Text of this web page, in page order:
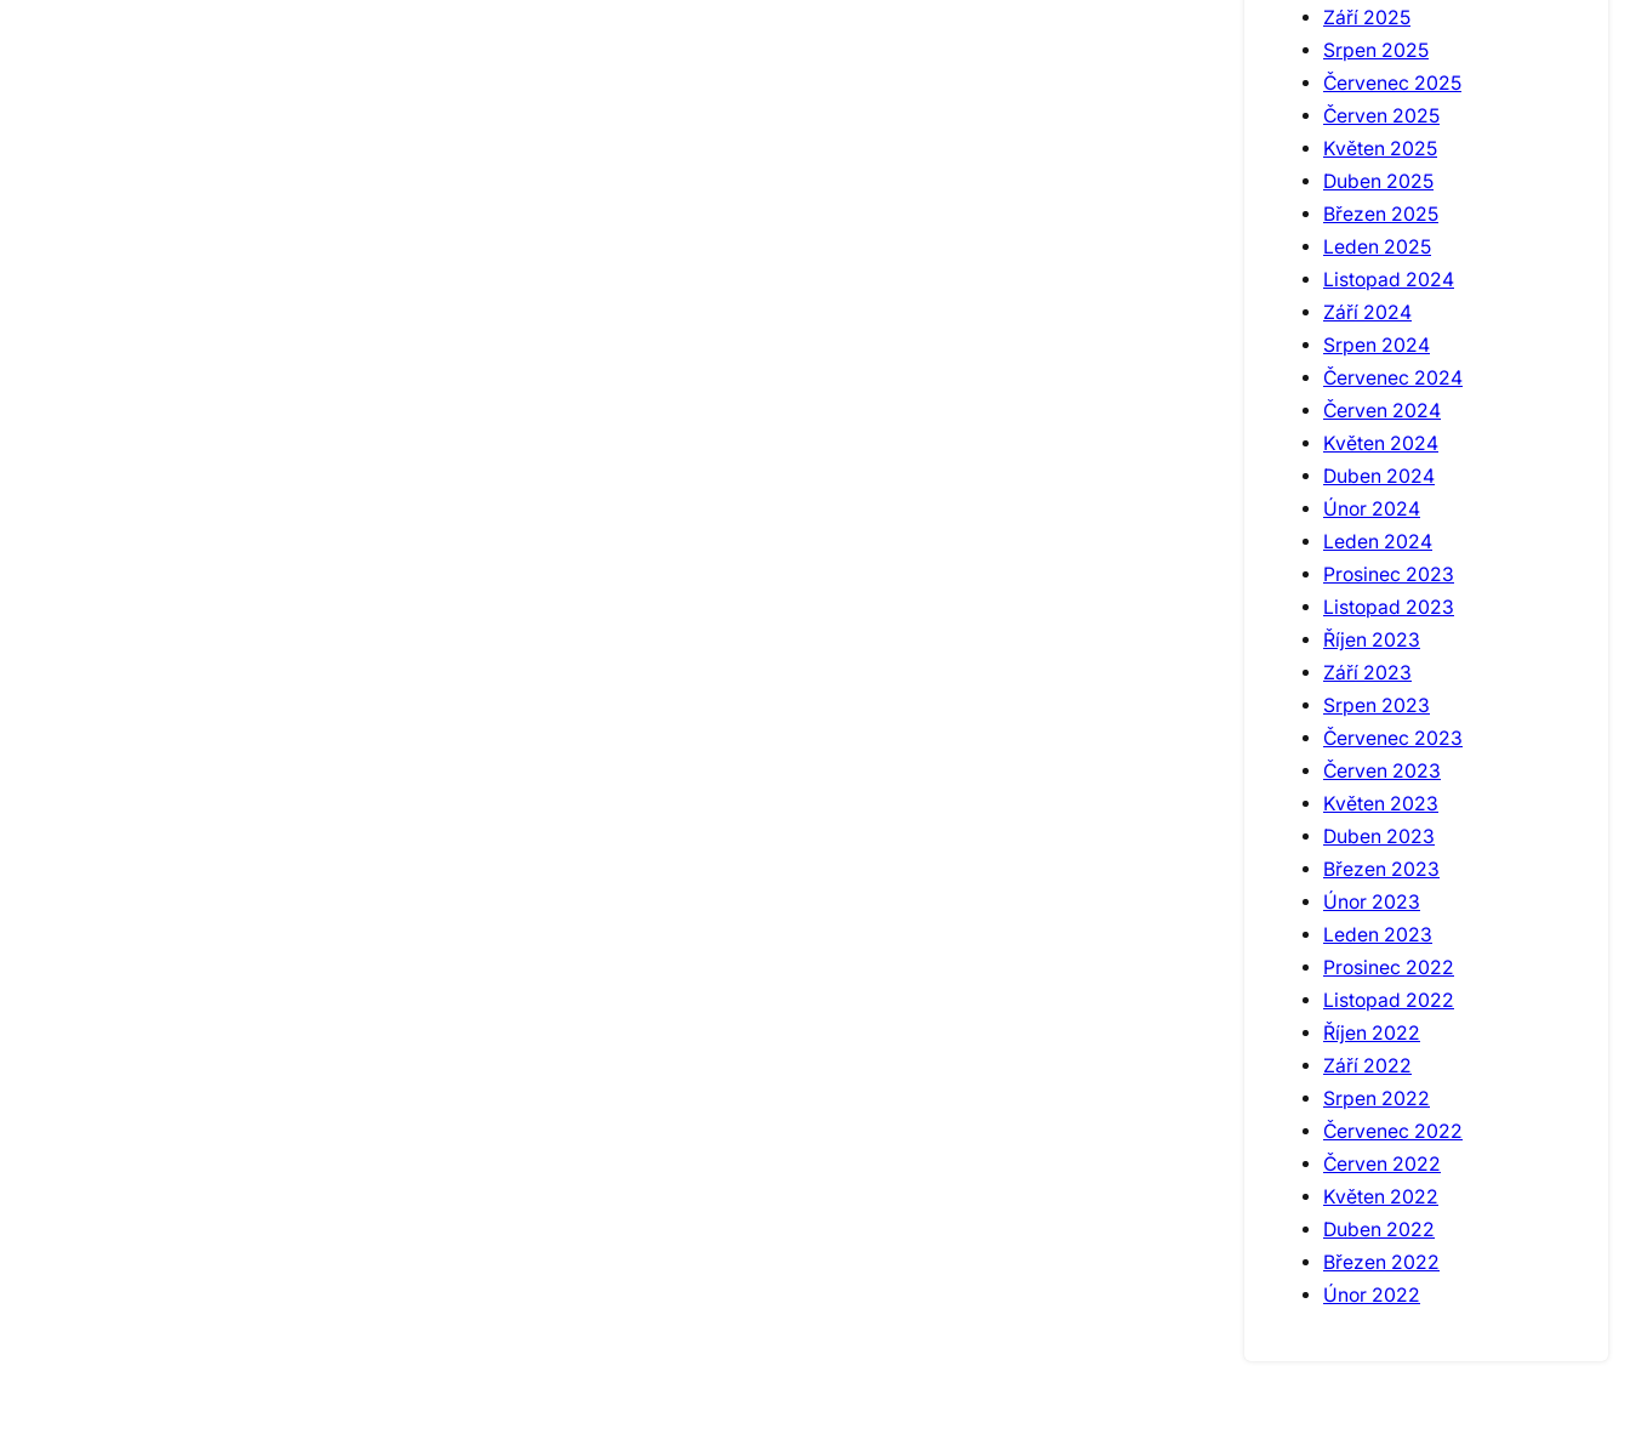
Září 2025
Srpen 2025
Červenec 2025
Červen 2025
Květen 2025
Duben 2025
Březen 2025
Leden 2025
Listopad 2024
Září 2024
Srpen 2024
Červenec 2024
Červen 2024
Květen 2024
Duben 2024
Únor 2024
Leden 2024
Prosinec 2023
Listopad 2023
Říjen 2023
Září 2023
Srpen 2023
Červenec 2023
Červen 2023
Květen 2023
Duben 2023
Březen 2023
Únor 2023
Leden 2023
Prosinec 2022
Listopad 2022
Říjen 2022
Září 2022
Srpen 2022
Červenec 2022
Červen 2022
Květen 2022
Duben 2022
Březen 2022
Únor 2022